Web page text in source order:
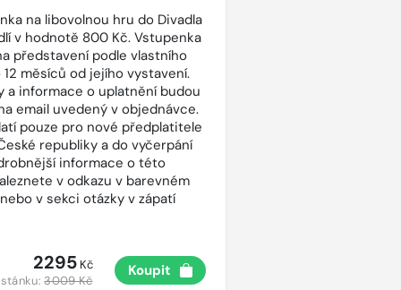
na libovolnou hru do Divadla
v hodnotě 800 Kč. Vstupenka
představení podle vlastního
měsíců od jejího vystavení.
a informace o uplatnění budou
email uvedený v objednávce.
pouze pro nové předplatitele
republiky a do vyčerpání
informace o této
v odkazu v barevném
v sekci otázky v zápatí
2295Kč
stánku:3009 Kč
Koupit